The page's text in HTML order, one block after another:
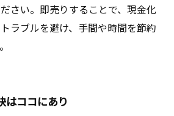
さい。即売りすることで、現金化
ラブルを避け、手間や時間を節約
はココにあり